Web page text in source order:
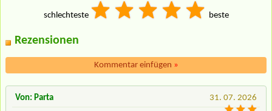
schlechteste beste
Rezensionen
Kommentar einfügen »
31. 07. 2026
Von: Parta